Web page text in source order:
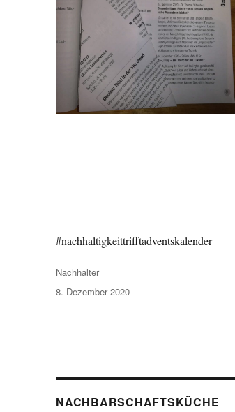
#nachhaltigkeittrifftadventskalender
Autor
Nachhalter
Veröffentlicht
8. Dezember 2020
NACHBARSCHAFTSKÜCHE